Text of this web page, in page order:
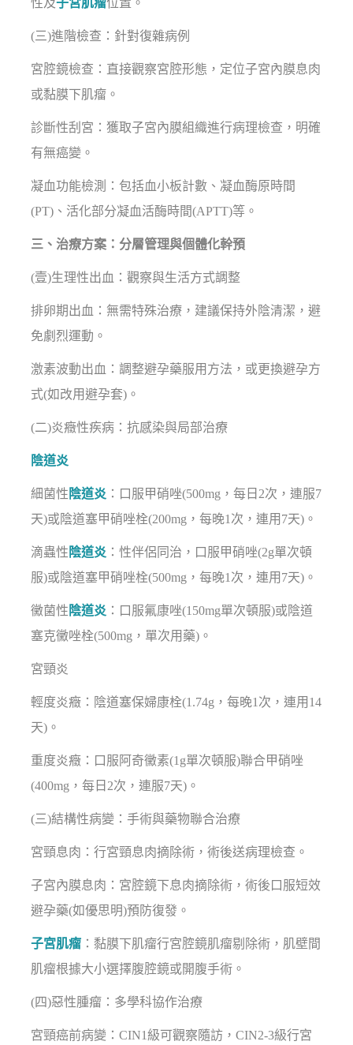
(三)進階檢查：針對復雜病例
宮腔鏡檢查：直接觀察宮腔形態，定位子宮內膜息肉
或黏膜下肌瘤。
診斷性刮宮：獲取子宮內膜組織進行病理檢查，明確
有無癌變。
凝血功能檢測：包括血小板計數、凝血酶原時間
(PT)、活化部分凝血活酶時間(APTT)等。
三、治療方案：分層管理與個體化幹預
(壹)生理性出血：觀察與生活方式調整
排卵期出血：無需特殊治療，建議保持外陰清潔，避
免劇烈運動。
激素波動出血：調整避孕藥服用方法，或更換避孕方
式(如改用避孕套)。
(二)炎癥性疾病：抗感染與局部治療
陰道炎
細菌性 陰道炎 ：口服甲硝唑(500mg，每日2次，連服7
天)或陰道塞甲硝唑栓(200mg，每晚1次，連用7天)。
滴蟲性 陰道炎 ：性伴侶同治，口服甲硝唑(2g單次頓
服)或陰道塞甲硝唑栓(500mg，每晚1次，連用7天)。
黴菌性 陰道炎 ：口服氟康唑(150mg單次頓服)或陰道
塞克黴唑栓(500mg，單次用藥)。
宮頸炎
輕度炎癥：陰道塞保婦康栓(1.74g，每晚1次，連用14
天)。
重度炎癥：口服阿奇黴素(1g單次頓服)聯合甲硝唑
(400mg，每日2次，連服7天)。
(三)結構性病變：手術與藥物聯合治療
宮頸息肉：行宮頸息肉摘除術，術後送病理檢查。
子宮內膜息肉：宮腔鏡下息肉摘除術，術後口服短效
避孕藥(如優思明)預防復發。
子宮肌瘤 ：黏膜下肌瘤行宮腔鏡肌瘤剔除術，肌壁間
肌瘤根據大小選擇腹腔鏡或開腹手術。
(四)惡性腫瘤：多學科協作治療
宮頸癌前病變：CIN1級可觀察隨訪，CIN2-3級行宮